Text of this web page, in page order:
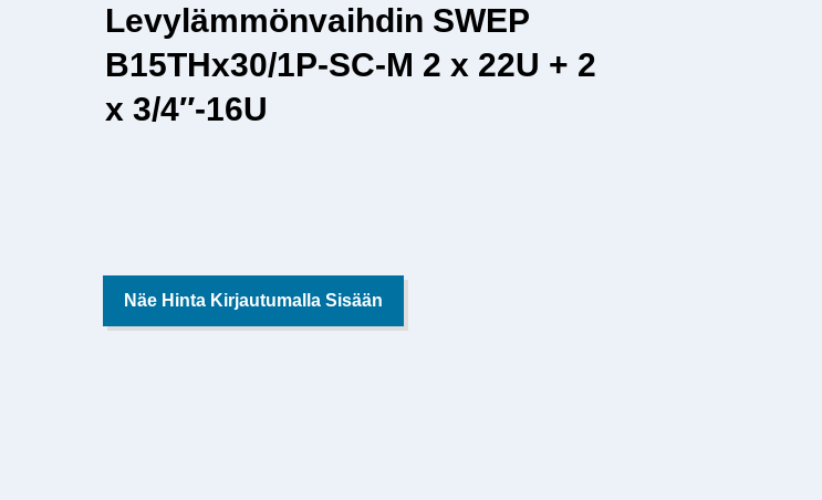
Levylämmönvaihdin SWEP
B15THx30/1P-SC-M 2 x 22U + 2
x 3/4″-16U
Näe Hinta Kirjautumalla Sisään